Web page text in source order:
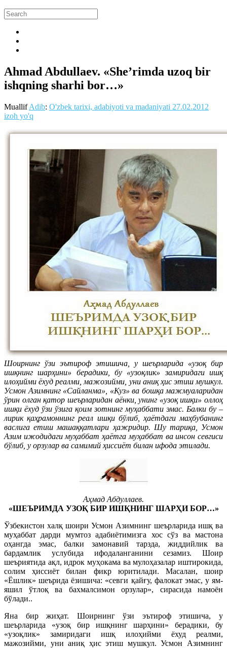
Ahmad Abdullaev. «She’rimda uzoq bir
ishqning sharhi bor…»
MuallifAdib: O'zbek tarixi, adabiyoti va madaniyati 27.02.2012
izoh yo'q
Шоирнинг ўзи эътироф этишича, у шеърларида «узоқ бир
ишқнинг шарҳини» берадики, бу «узоқлик» замиридаги ишқ
илоҳийми ёхуд реалми, мажозийми, уни аниқ ҳис этиш мушкул.
Усмон Азимнинг «Сайланма», «Куз» ва бошқа мажмуаларидан
ўрин олган қатор шеърларидан аёнки, унинг «узоқ ишқи» оллоҳ
ишқи ёхуд ўзи ўзига қоим зотнинг муҳаббати эмас. Балки бу –
лирик қаҳрамоннинг реал ишқи бўлиб, ҳаётдаги маҳбубанинг
васлига етиш машаққатлари ҳажридир. Шу тариқа, Усмон
Азим ижодидаги муҳаббат ҳаётга муҳаббат ва инсон севгиси
бўлиб, у орзулар ва самимий ҳиссиёт билан ифода этилади.
Аҳмад Абдуллаев.
«ШЕЪРИМДА УЗОҚ БИР ИШҚНИНГ ШАРҲИ БОР…»
Ўзбекистон халқ шоири Усмон Азимнинг шеърларида ишқ ва
муҳаббат дарди мумтоз адабиётимизга хос сўз ва мастона
оҳангда эмас, балки замонавий тарзда, жиддийлик ва
бардамлик услубида ифодаланганини сезамиз. Шоир
шеъриятида ақл, идрок муҳокама ва мулоҳазалар иштирокида,
солим ҳиссиёт билан фикр юритилади. Масалан, шоир
«Ёшлик» шеърида ёзишича: «севги қайғу, фалокат эмас, у ям-
яшил ўтлоқ ва бахмалсимон орзулар», сирасида намоён
бўлади..
Яна бир жиҳат. Шоирнинг ўзи эътироф этишича, у
шеърларида «узоқ бир ишқнинг шарҳини» берадики, бу
«узоқлик» замиридаги ишқ илоҳийми ёхуд реалми,
мажозийми, уни аниқ ҳис этиш мушкул. Усмон Азимнинг